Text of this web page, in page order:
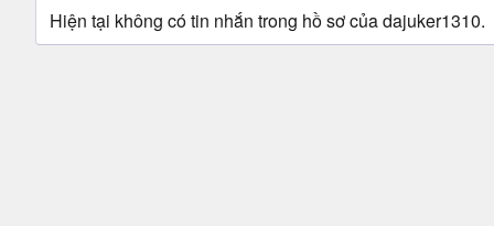
Hiện tại không có tin nhắn trong hồ sơ của dajuker1310.